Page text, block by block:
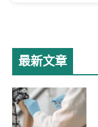
最新文章